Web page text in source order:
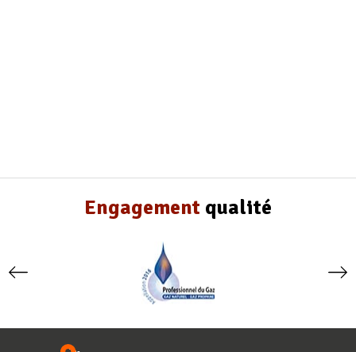
Engagement qualité